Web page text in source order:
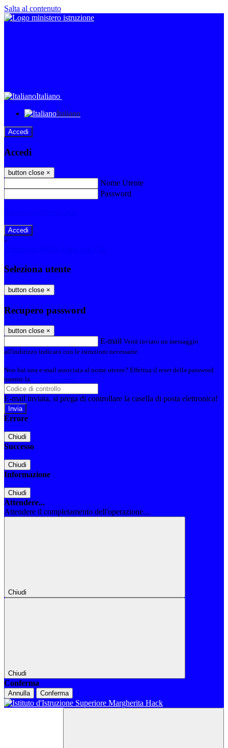
Salta al contenuto
Italiano
Italiano
Accedi
Accedi
button close ×
Nome Utente
Password
-
Seleziona utente
button close ×
Recupero password
button close ×
E-mail Verrà inviato un messaggio
all'indirizzo indicato con le istruzioni necessarie.
Non hai una e-mail associata al nome utente? Effettua il reset della password
tramite la
E-mail inviata, si prega di controllare la casella di posta elettronica!
Errore
Chiudi
Successo
Chiudi
Informazione
Chiudi
Attendere...
Attendere il completamento dell'operazione...
Chiudi
Chiudi
Conferma
Annulla Conferma